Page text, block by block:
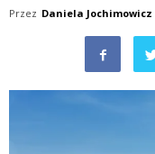
Przez Daniela Jochimowicz